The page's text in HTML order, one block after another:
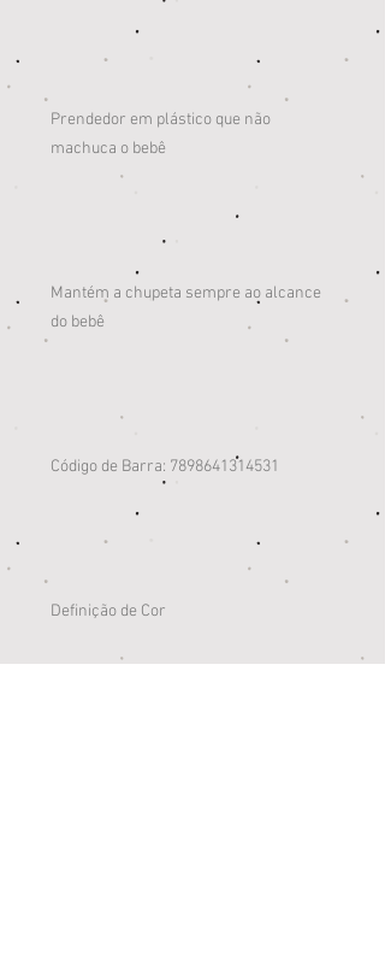
Prendedor em plástico que não
machuca o bebê
Mantém a chupeta sempre ao alcance
do bebê
Código de Barra: 7898641314531
Definição de Cor